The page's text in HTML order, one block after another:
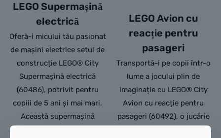
LEGO Supermașină
electrică
Oferă-i micului tău pasionat
de mașini electrice setul de
construcție LEGO® City
Supermașină electrică
(60486), potrivit pentru
copiii de 5 ani și mai mari.
Această supermașină
electrică de jucărie, ușor de
LEGO Avion cu
reacție pentru
pasageri
Transportă-i pe copii într-o
lume a jocului plin de
imaginație cu LEGO® City
Avion cu reacție pentru
pasageri (60492), o jucărie